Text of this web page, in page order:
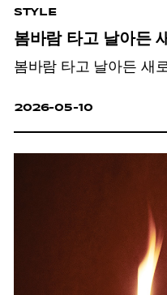
STYLE
봄바람 타고 날아든
봄바람 타고 날아든 새
2026-05-10